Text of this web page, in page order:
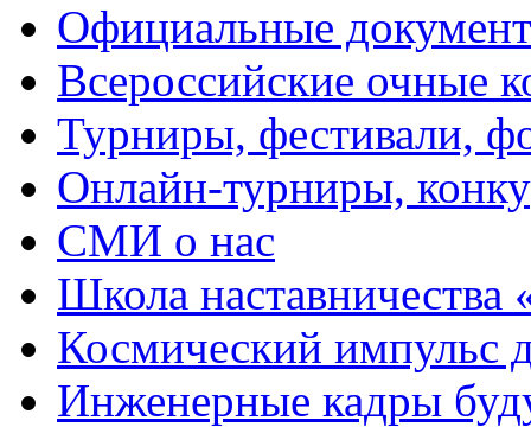
Официальные
Всероссийские очные
Турниры, фестивали,
Онлайн-турниры,
СМИ о нас
Школа
Космический импульс
Инженерные кадры